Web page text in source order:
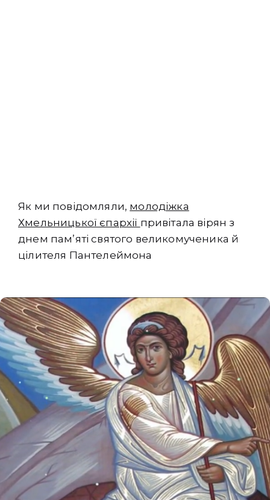
Як ми повідомляли, молодіжка
Хмельницької єпархії привітала вірян з
днем пам’яті святого великомученика й
цілителя Пантелеймона